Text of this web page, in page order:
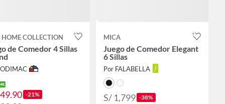
HOME COLLECTION
de Comedor 4 Sillas
-21%
MICA
Juego de Comedor Elegant
6 Sillas
Por FALABELLA
S/ 1,799 -38%